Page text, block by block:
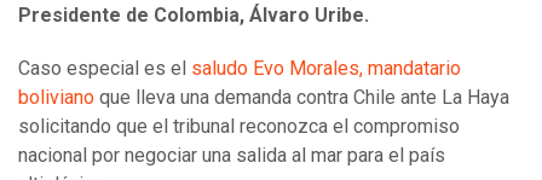
Presidente de Colombia, Álvaro Uribe.
Caso especial es el saludo Evo Morales, mandatario
boliviano que lleva una demanda contra Chile ante La Haya
solicitando que el tribunal reconozca el compromiso
nacional por negociar una salida al mar para el país